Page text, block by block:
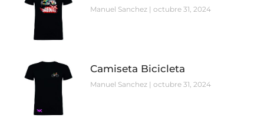
Manuel Sanchez octubre 31, 2024
Camiseta Bicicleta
Manuel Sanchez octubre 31, 2024